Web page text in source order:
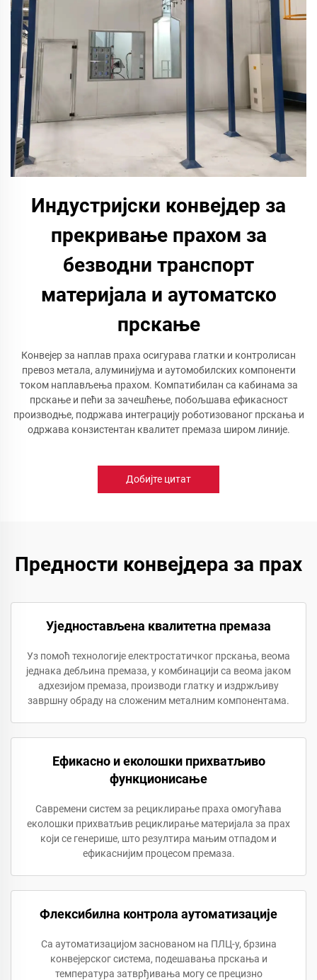
Индустријски конвејдер за
прекривање прахом за
безводни транспорт
материјала и аутоматско
прскање
Конвејер за наплав праха осигурава глатки и контролисан
превоз метала, алуминијума и аутомобилских компоненти
током наплављења прахом. Компатибилан са кабинама за
прскање и пећи за зачешћење, побољшава ефикасност
производње, подржава интеграцију роботизованог прскања и
одржава конзистентан квалитет премаза широм линије.
Добијте цитат
Предности конвејдера за прах
Уједностављена квалитетна премаза
Уз помоћ технологије електростатичког прскања, веома
једнака дебљина премаза, у комбинацији са веома јаком
адхезијом премаза, производи глатку и издржљиву
завршну обраду на сложеним металним компонентама.
Ефикасно и еколошки прихватљиво
функционисање
Савремени систем за рециклирање праха омогућава
еколошки прихватљив рециклирање материјала за прах
који се генерише, што резултира мањим отпадом и
ефикаснијим процесом премаза.
Флексибилна контрола аутоматизације
Са аутоматизацијом заснованом на ПЛЦ-у, брзина
конвејерског система, подешавања прскања и
температура затврђивања могу се прецизно